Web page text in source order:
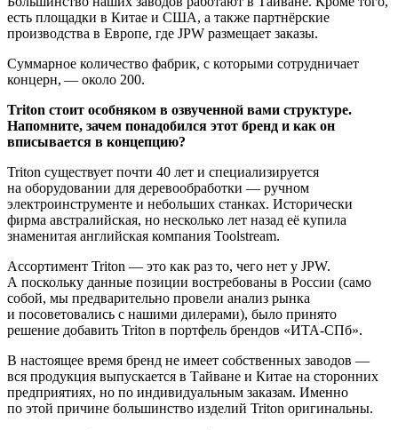
есть площадки в Китае и США, а также партнёрские
производства в Европе, где JPW размещает заказы.
Суммарное количество фабрик, с которыми сотрудничает
концерн, — около 200.
Triton стоит особняком в озвученной вами структуре.
Напомните, зачем понадобился этот бренд и как он
вписывается в концепцию?
Triton существует почти 40 лет и специализируется
на оборудовании для деревообработки — ручном
электроинструменте и небольших станках. Исторически
фирма австралийская, но несколько лет назад её купила
знаменитая английская компания Toolstream.
Ассортимент Triton — это как раз то, чего нет у JPW.
А поскольку данные позиции востребованы в России (само
собой, мы предварительно провели анализ рынка
и посоветовались с нашими дилерами), было принято
решение добавить Triton в портфель брендов «ИТА-СПб».
В настоящее время бренд не имеет собственных заводов —
вся продукция выпускается в Тайване и Китае на сторонних
предприятиях, но по индивидуальным заказам. Именно
по этой причине большинство изделий Triton оригинальны.